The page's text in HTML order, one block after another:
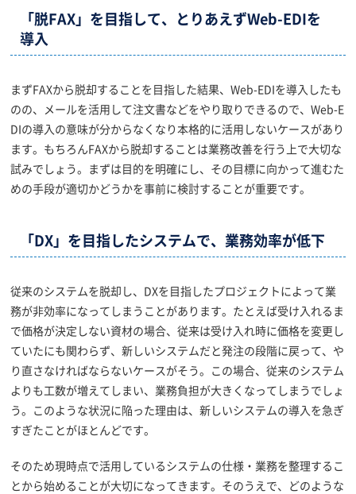
「脱FAX」を目指して、とりあえずWeb-EDIを
導入
まずFAXから脱却することを目指した結果、Web-EDIを導入したも
のの、メールを活用して注文書などをやり取りできるので、Web-E
DIの導入の意味が分からなくなり本格的に活用しないケースがあり
ます。もちろんFAXから脱却することは業務改善を行う上で大切な
試みでしょう。まずは目的を明確にし、その目標に向かって進むた
めの手段が適切かどうかを事前に検討することが重要です。
「DX」を目指したシステムで、業務効率が低下
従来のシステムを脱却し、DXを目指したプロジェクトによって業
務が非効率になってしまうことがあります。たとえば受け入れるま
で価格が決定しない資材の場合、従来は受け入れ時に価格を変更し
ていたにも関わらず、新しいシステムだと発注の段階に戻って、や
り直さなければならないケースがそう。この場合、従来のシステム
よりも工数が増えてしまい、業務負担が大きくなってしまうでしょ
う。このような状況に陥った理由は、新しいシステムの導入を急ぎ
すぎたことがほとんどです。
そのため現時点で活用しているシステムの仕様・業務を整理するこ
とから始めることが大切になってきます。そのうえで、どのような